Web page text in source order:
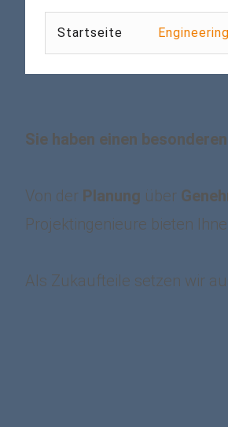
Startseite Engineering
Sie haben einen
Von der Planung über
Projektingenieure bieten
Als Zukaufteile setzen wir